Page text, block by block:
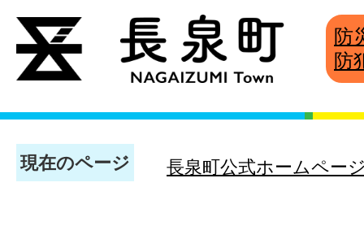
防
防
現在のページ 長泉町公式ホームペー